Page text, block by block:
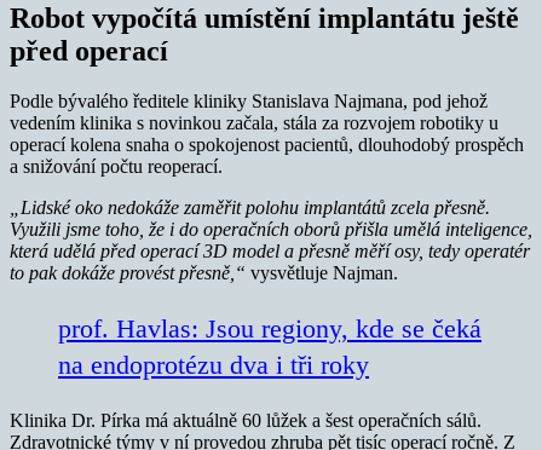
Robot vypočítá umístění implantátu ještě
před operací
Podle bývalého ředitele kliniky Stanislava Najmana, pod jehož
vedením klinika s novinkou začala, stála za rozvojem robotiky u
operací kolena snaha o spokojenost pacientů, dlouhodobý prospěch
a snižování počtu reoperací.
„Lidské oko nedokáže zaměřit polohu implantátů zcela přesně.
Využili jsme toho, že i do operačních oborů přišla umělá inteligence,
která udělá před operací 3D model a přesně měří osy, tedy operatér
to pak dokáže provést přesně,“ vysvětluje Najman.
prof. Havlas: Jsou regiony, kde se čeká
na endoprotézu dva i tři roky
Klinika Dr. Pírka má aktuálně 60 lůžek a šest operačních sálů.
Zdravotnické týmy v ní provedou zhruba pět tisíc operací ročně. Z